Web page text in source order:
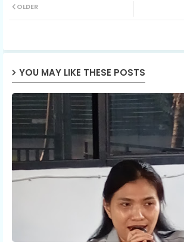
ap
OLDER
YOU MAY LIKE THESE POSTS